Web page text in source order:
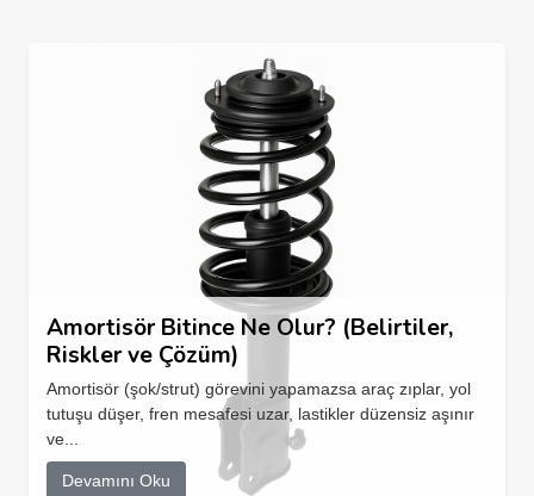
Amortisör Bitince Ne Olur? (Belirtiler,
Riskler ve Çözüm)
Amortisör (şok/strut) görevini yapamazsa araç zıplar, yol
tutuşu düşer, fren mesafesi uzar, lastikler düzensiz aşınır
ve...
Devamını Oku